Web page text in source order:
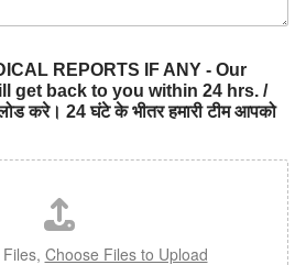
REPORTS IF ANY - Our
get back to you within 24 hrs. /
करे। 24 घंटे के भीतर हमारी टीम आपको
Choose Files to Upload